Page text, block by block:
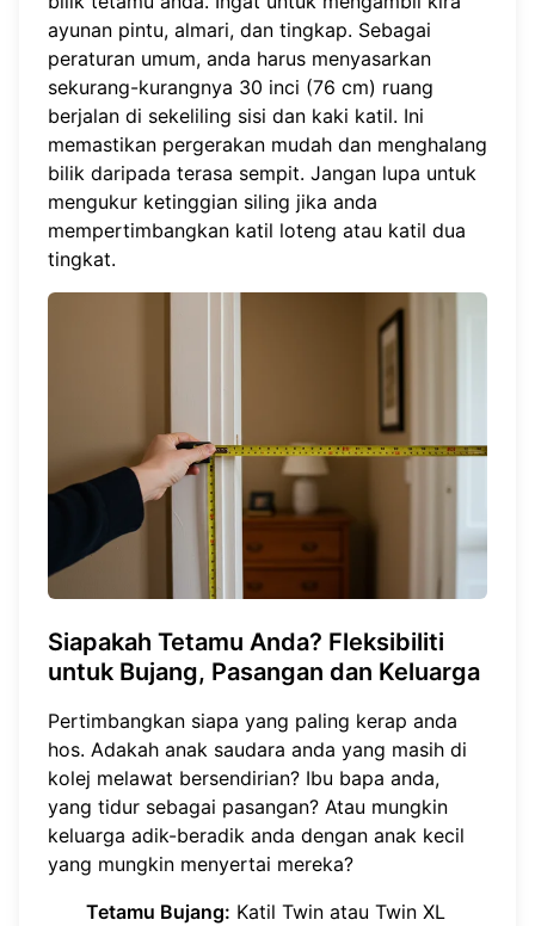
ayunan pintu, almari, dan tingkap. Sebagai
peraturan umum, anda harus menyasarkan
sekurang-kurangnya 30 inci (76 cm) ruang
berjalan di sekeliling sisi dan kaki katil. Ini
memastikan pergerakan mudah dan menghalang
bilik daripada terasa sempit. Jangan lupa untuk
mengukur ketinggian siling jika anda
mempertimbangkan katil loteng atau katil dua
tingkat.
Siapakah Tetamu Anda? Fleksibiliti
untuk Bujang, Pasangan dan Keluarga
Pertimbangkan siapa yang paling kerap anda
hos. Adakah anak saudara anda yang masih di
kolej melawat bersendirian? Ibu bapa anda,
yang tidur sebagai pasangan? Atau mungkin
keluarga adik-beradik anda dengan anak kecil
yang mungkin menyertai mereka?
Tetamu Bujang: Katil Twin atau Twin XL